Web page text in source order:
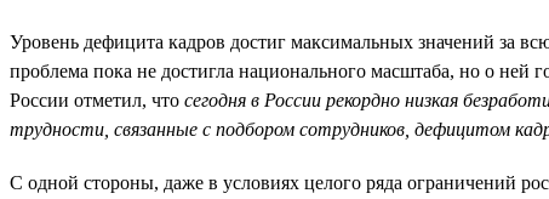
Уровень дефицита кадров достиг максимальных значений за
проблема пока не достигла национального масштаба, но о
России отметил, что сегодня в России рекордно низкая
трудности, связанные с подбором сотрудников, дефицитом
С одной стороны, даже в условиях целого ряда ограничений